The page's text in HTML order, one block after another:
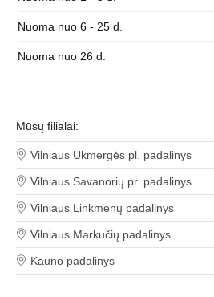
Nuoma nuo 6 - 25 d.
Nuoma nuo 26 d.
Mūsų filialai:
Vilniaus Ukmergės pl. padalinys
Vilniaus Savanorių pr. padalinys
Vilniaus Linkmenų padalinys
Vilniaus Markučių padalinys
Kauno padalinys